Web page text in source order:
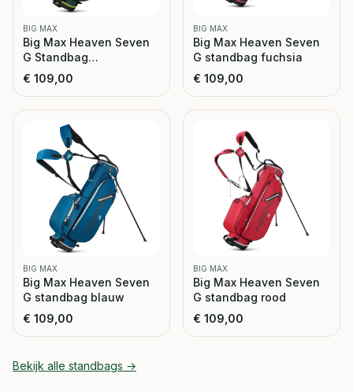
BIG MAX
Big Max Heaven Seven
G Standbag
forrest/green
€ 109,00
BIG MAX
Big Max Heaven Seven
G standbag fuchsia
€ 109,00
BIG MAX
Big Max Heaven Seven
G standbag blauw
€ 109,00
BIG MAX
Big Max Heaven Seven
G standbag rood
€ 109,00
Bekijk alle standbags →